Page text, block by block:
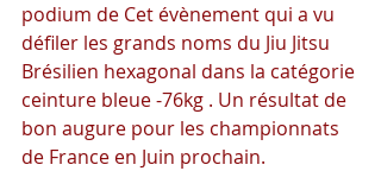
podium de Cet évènement qui a vu
défiler les grands noms du Jiu Jitsu
Brésilien hexagonal dans la catégorie
ceinture bleue -76kg . Un résultat de
bon augure pour les championnats
de France en Juin prochain.